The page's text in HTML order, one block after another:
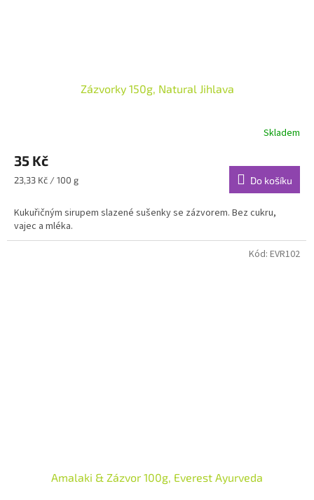
Zázvorky 150g, Natural Jihlava
Skladem
35 Kč
Měrná
23,33 Kč / 100 g Do košíku
Kukuřičným sirupem slazené sušenky se zázvorem. Bez cukru,
vajec a mléka.
Amalaki & Zázvor 100g, Everest Ayurveda
Kód: EVR102